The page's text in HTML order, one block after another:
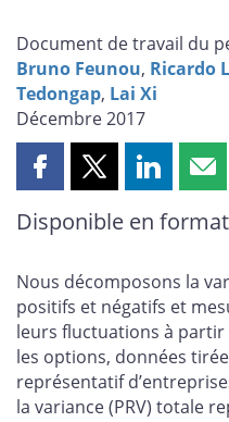
Document de travail du
Bruno Feunou, Ricardo
Tedongap, Lai Xi
Décembre 2017
Partager
page
Facebook
Partager
page
X
Partager
page
LinkedIn
Disponible en
Nous décomposons la
positifs et négatifs et
leurs fluctuations à
les options, données
représentatif
la variance (PRV) totale